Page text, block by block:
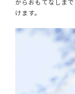
けます。